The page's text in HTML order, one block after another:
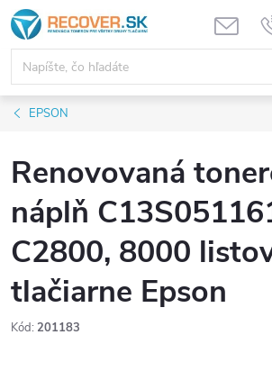
Prejsť
na
obsah
EPSON
Renovovaná
náplň
C2800, 8000
tlačiarne Epson
Kód: 201183